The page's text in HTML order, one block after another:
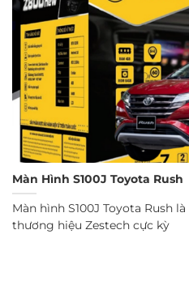
Màn Hình S100J Toyota Rush
Màn hình S100J Toyota Rush
thương hiệu Zestech cực kỳ